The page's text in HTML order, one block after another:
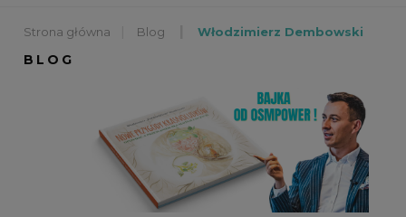
Blog Włodzimierz Dembowski
BLOG